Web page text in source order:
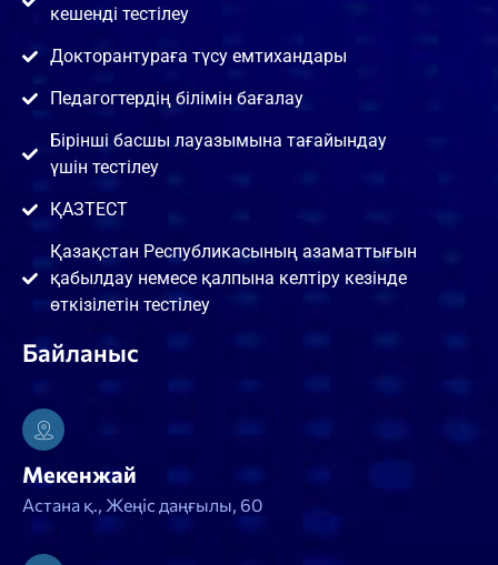
кешенді тестілеу
Докторантураға түсу емтихандары
Педагогтердің білімін бағалау
Бірінші басшы лауазымына тағайындау
үшін тестілеу
ҚАЗТЕСТ
Қазақстан Республикасының азаматтығын
қабылдау немесе қалпына келтіру кезінде
өткізілетін тестілеу
Байланыс
Мекенжай
Астана қ., Жеңіс даңғылы, 60